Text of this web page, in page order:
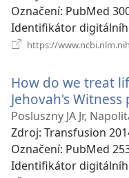
Označení‎: PubMed
Identifikátor
https://
How do we treat
Jehovah's Witness
Posluszny JA Jr,
Zdroj‎: Transfusion
Označení‎: PubMed
Identifikátor